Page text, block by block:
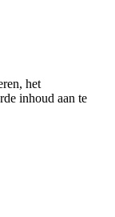
het
inhoud aan te